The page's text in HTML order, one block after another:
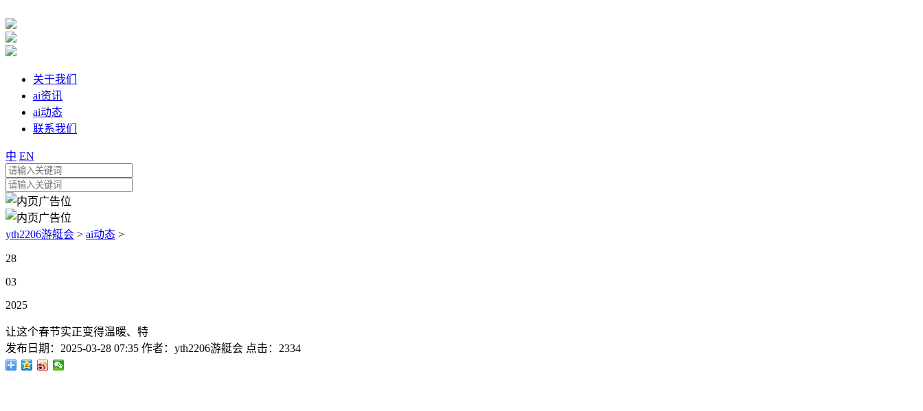
关于我们
ai资讯
ai动态
联系我们
中 EN
yth2206游艇会 > ai动态 >
28
03
2025
让这个春节实正变得温暖、特
发布日期： 2025-03-28 07:35 作者： yth2206游艇会 点击： 2334